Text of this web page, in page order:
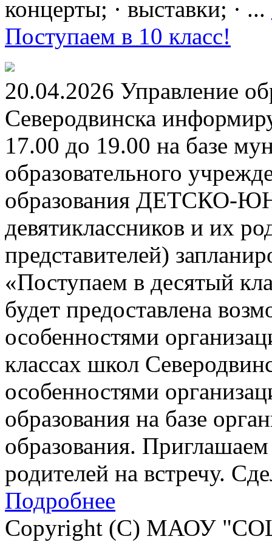
концерты; · выставки; · ...
Поступаем в 10 класс!
20.04.2026 Управление
Северодвинска
17.00 до 19.00 на базе
образовательного
образования
девятиклассников и их
представителей)
«Поступаем в десятый
будет предоставлена
особенностями
классах школ
особенностями
образования на базе
образования.
родителей на встречу.
Подробнее
Copyright (C) МАОУ